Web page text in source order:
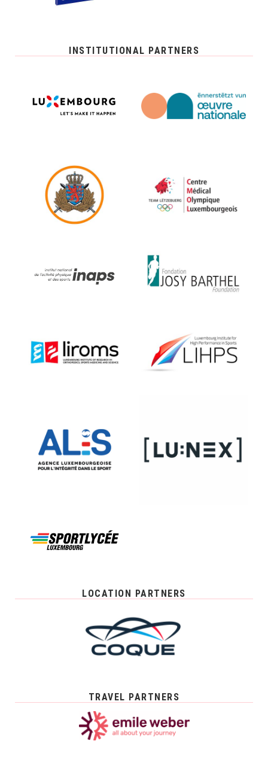
INSTITUTIONAL PARTNERS
LOCATION PARTNERS
TRAVEL PARTNERS